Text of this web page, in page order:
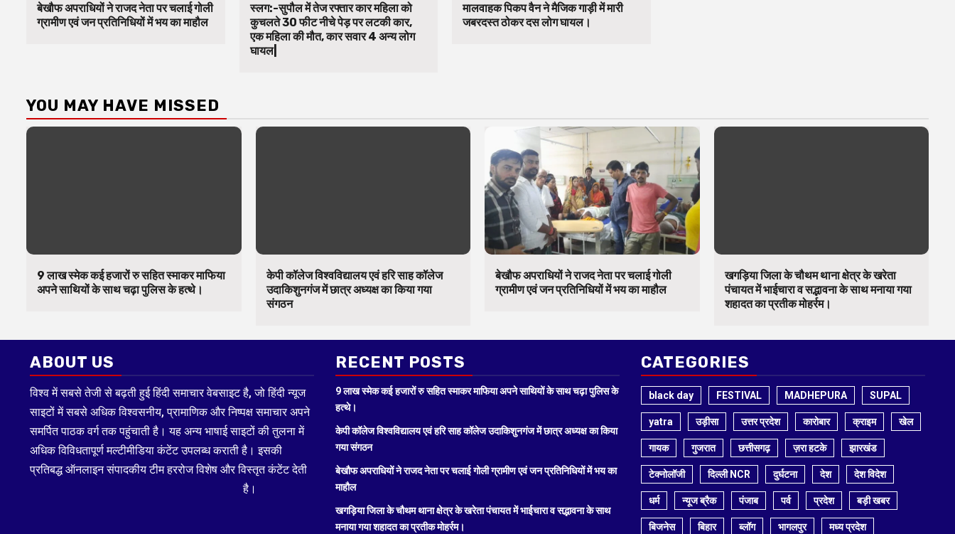
बेखौफ अपराधियों ने राजद नेता पर चलाई गोली
ग्रामीण एवं जन प्रतिनिधियों में भय का माहौल
स्लग:-सुपौल में तेज रफ्तार कार महिला को
कुचलते 30 फीट नीचे पेड़ पर लटकी कार,
एक महिला की मौत, कार सवार 4 अन्य लोग
घायल|
मालवाहक पिकप वैन ने मैजिक गाड़ी में मारी
जबरदस्त ठोकर दस लोग घायल।
YOU MAY HAVE MISSED
9 लाख स्मेक कई हजारों रु सहित स्माकर माफिया
अपने साथियों के साथ चढ़ा पुलिस के हत्थे।
केपी कॉलेज विश्वविद्यालय एवं हरि साह कॉलेज
उदाकिशुनगंज में छात्र अध्यक्ष का किया गया
संगठन
बेखौफ अपराधियों ने राजद नेता पर चलाई गोली
ग्रामीण एवं जन प्रतिनिधियों में भय का माहौल
खगड़िया जिला के चौथम थाना क्षेत्र के खरेता
पंचायत में भाईचारा व सद्भावना के साथ मनाया गया
शहादत का प्रतीक मोहर्रम।
ABOUT US
विश्व में सबसे तेजी से बढ़ती हुई हिंदी समाचार वेबसाइट है, जो हिंदी न्यूज
साइटों में सबसे अधिक विश्वसनीय, प्रामाणिक और निष्पक्ष समाचार अपने
समर्पित पाठक वर्ग तक पहुंचाती है। यह अन्य भाषाई साइटों की तुलना में
अधिक विविधतापूर्ण मल्टीमीडिया कंटेंट उपलब्ध कराती है। इसकी
प्रतिबद्ध ऑनलाइन संपादकीय टीम हररोज विशेष और विस्तृत कंटेंट देती
है।
RECENT POSTS
9 लाख स्मेक कई हजारों रु सहित स्माकर माफिया अपने साथियों के साथ चढ़ा पुलिस के
हत्थे।
केपी कॉलेज विश्वविद्यालय एवं हरि साह कॉलेज उदाकिशुनगंज में छात्र अध्यक्ष का किया
गया संगठन
बेखौफ अपराधियों ने राजद नेता पर चलाई गोली ग्रामीण एवं जन प्रतिनिधियों में भय का
माहौल
खगड़िया जिला के चौथम थाना क्षेत्र के खरेता पंचायत में भाईचारा व सद्भावना के साथ
मनाया गया शहादत का प्रतीक मोहर्रम।
CATEGORIES
black day FESTIVAL MADHEPURA SUPAL
yatra उड़ीसा उत्तर प्रदेश कारोबार क्राइम खेल
गायक गुजरात छत्तीसगढ़ ज़रा हटके झारखंड
टेक्नोलॉजी दिल्ली NCR दुर्घटना देश देश विदेश
धर्म न्यूज ब्रैक पंजाब पर्व प्रदेश बड़ी खबर
बिजनेस बिहार ब्लॉग भागलपुर मध्य प्रदेश